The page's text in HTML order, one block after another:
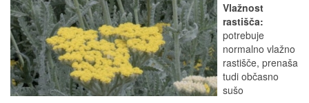
Vlažnost
rastišča:
potrebuje
normalno vlažno
rastišče, prenaša
tudi občasno
sušo